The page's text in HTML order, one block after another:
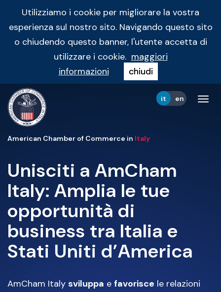
Utilizziamo i cookie per migliorare la vostra
esperienza sul nostro sito. Navigando questo sito
o chiudendo questo banner, l'utente accetta di
utilizzare i cookie. maggiori
informazioni
chiudi
it en
American Chamber of Commerce in Italy
Unisciti a AmCham
Italy: Amplia le tue
opportunità di
business tra Italia e
Stati Uniti d’America
AmCham Italy sviluppa e favorisce le relazioni